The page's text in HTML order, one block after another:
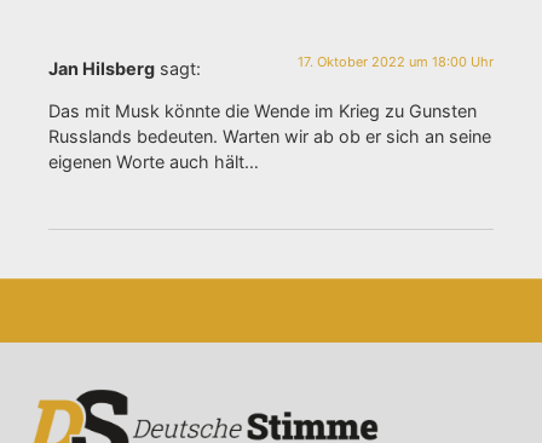
Jan Hilsberg sagt: 17. Oktober 2022 um 18:00 Uhr
Das mit Musk könnte die Wende im Krieg zu Gunsten
Russlands bedeuten. Warten wir ab ob er sich an seine
eigenen Worte auch hält…